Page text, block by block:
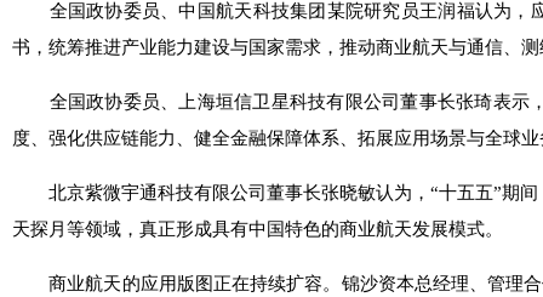
全国政协委员、中国航天科技集团某院研究员王润福认为，
书，统筹推进产业能力建设与国家需求，推动商业航天与通信、
全国政协委员、上海垣信卫星科技有限公司董事长张琦表示
度、强化供应链能力、健全金融保障体系、拓展应用场景与全球
北京紫微宇通科技有限公司董事长张晓敏认为，“十五五”期间
天探月等领域，真正形成具有中国特色的商业航天发展模式。
商业航天的应用版图正在持续扩容。锦沙资本总经理、管理合